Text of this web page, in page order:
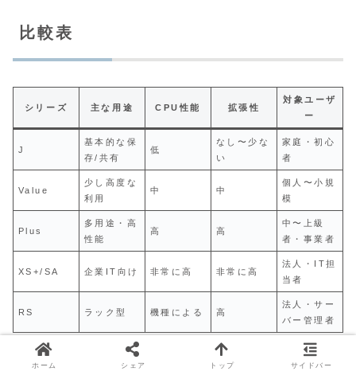
比較表
シリーズ 主な用途 CPU性能 拡張性
対象ユーザ
ー
J
基本的な保
存/共有
低
なし〜少な
い
家庭・初心
者
Value
少し高度な
利用
中 中
個人〜小規
模
Plus
多用途・高
性能
高 高
中〜上級
者・事業者
XS+/SA 企業IT向け 非常に高 非常に高
法人・IT担
当者
RS ラック型 機種による 高
法人・サー
バー管理者
ホーム シェア トップ サイドバー